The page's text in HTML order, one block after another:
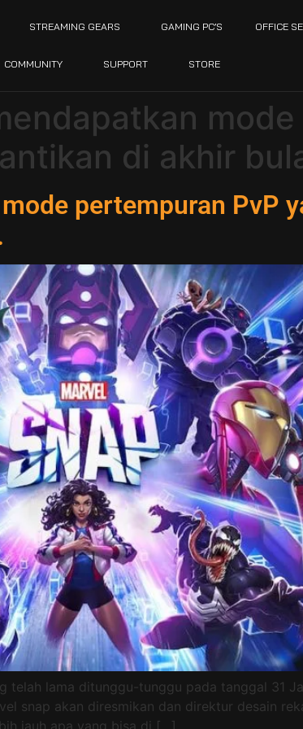
STREAMING GEARS GAMING PC’S OFFICE
COMMUNITY SUPPORT STORE
di akhir
pertempuran PvP
telah lama ditunggu-tunggu pada tanggal 31
snap akan diresmikan dan direktur desain
jauh apa yang bisa di […]